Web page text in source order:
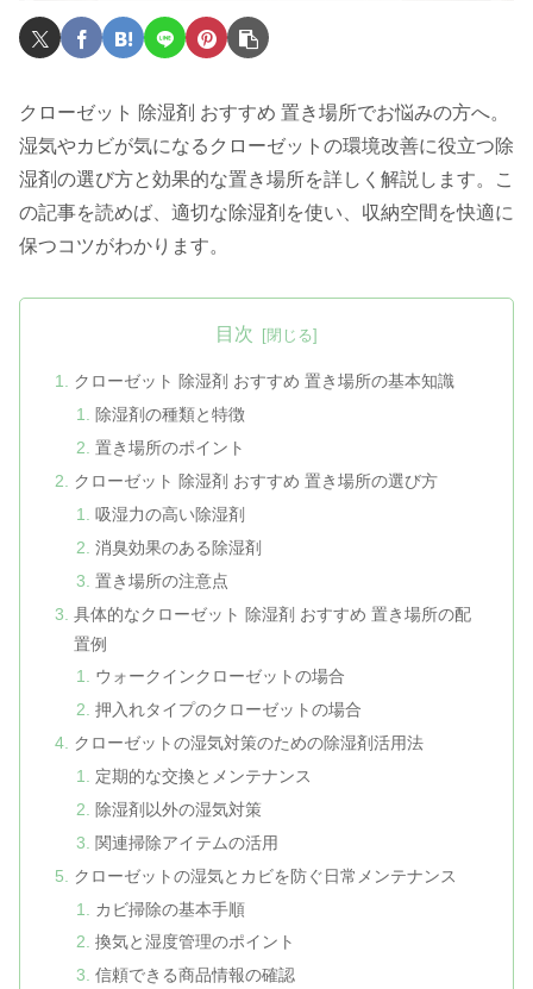
クローゼット 除湿剤 おすすめ 置き場所でお悩みの方へ。
湿気やカビが気になるクローゼットの環境改善に役立つ除
湿剤の選び方と効果的な置き場所を詳しく解説します。こ
の記事を読めば、適切な除湿剤を使い、収納空間を快適に
保つコツがわかります。
目次
クローゼット 除湿剤 おすすめ 置き場所の基本知識
除湿剤の種類と特徴
置き場所のポイント
クローゼット 除湿剤 おすすめ 置き場所の選び方
吸湿力の高い除湿剤
消臭効果のある除湿剤
置き場所の注意点
具体的なクローゼット 除湿剤 おすすめ 置き場所の配
置例
ウォークインクローゼットの場合
押入れタイプのクローゼットの場合
クローゼットの湿気対策のための除湿剤活用法
定期的な交換とメンテナンス
除湿剤以外の湿気対策
関連掃除アイテムの活用
クローゼットの湿気とカビを防ぐ日常メンテナンス
カビ掃除の基本手順
換気と湿度管理のポイント
信頼できる商品情報の確認